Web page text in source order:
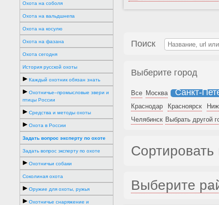
Охота на соболя
Охота на вальдшнепа
Охота на косулю
Охота на фазана
Охота сегодня
История русской охоты
Каждый охотник обязан знать
Охотничье–промысловые звери и
птицы России
Средства и методы охоты
Охота в России
Задать вопрос эксперту по охоте
Задать вопрос эксперту по охоте
Охотничьи собаки
Соколиная охота
Оружие для охоты, ружья
Охотничье снаряжение и
Поиск
Выберите город
Все Москва Санкт-
Краснодар Красноярск
Челябинск Выбрать другой
Сортировать
Выберите